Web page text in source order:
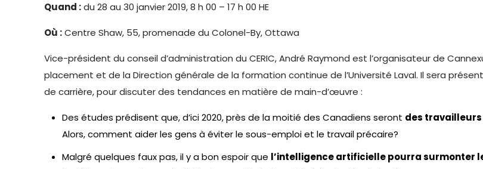
Quand :du 28 au 30 janvier 2019, 8 h 00 – 17 h 00 HE
Où :Centre Shaw, 55, promenade du Colonel-By, Ottawa
Vice-président du conseil d’administration du CERIC, André Raymond est l’organisateur de
placement et de la Direction générale de la formation continue de l’Université Laval. Il sera
de carrière, pour discuter des tendances en matière de main-d’œuvre :
Des études prédisent que, d’ici 2020, près de la moitié des Canadiens seront des
Alors, comment aider les gens à éviter le sous-emploi et le travail précaire?
Malgré quelques faux pas, il y a bon espoir que l’intelligence artificielle pourra surmonter